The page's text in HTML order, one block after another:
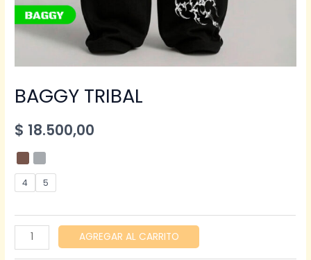
BAGGY TRIBAL
$ 18.500,00
4 5
BAGGY
TRIBAL
AGREGAR AL CARRITO